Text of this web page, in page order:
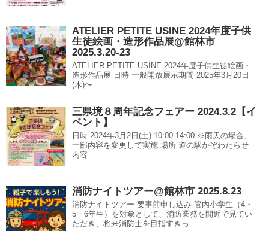
ATELIER PETITE USINE 2024年度子供
生徒絵画・造形作品展@館林市
2025.3.20-23
ATELIER PETITE USINE 2024年度子供生徒絵画・
造形作品展 日時 一般開放展示期間 2025年3月20日
(木)〜...
三県境８周年記念フェアー 2024.3.2【イ
ベント】
日時 2024年3月2日(土) 10:00-14:00 ※雨天の場合、
一部内容を変更して実施 場所 道の駅かぞわたらせ
内容 ...
消防ナイトツアー@館林市 2025.8.23
消防ナイトツアー 要事前申し込み 管内小学生（4・
5・6年生）を対象として、消防業務を間近で見てい
ただき、将来消防士を目指すきっ...